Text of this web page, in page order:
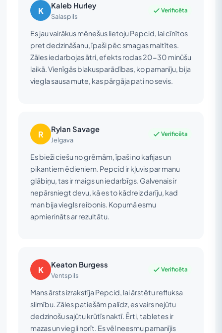
K Kaleb Hurley
Salaspils
Verificēta
Es jau vairākus mēnešus lietoju Pepcid, lai cīnītos
pret dedzināšanu, īpaši pēc smagas maltītes.
Zāles iedarbojas ātri, efekts rodas 20-30 minūšu
laikā. Vienīgās blakusparādības, ko pamanīju, bija
viegla sausa mute, kas pārgāja pati no sevis.
R Rylan Savage
Jelgava
Verificēta
Es bieži ciešu no grēmām, īpaši no kafijas un
pikantiem ēdieniem. Pepcid ir kļuvis par manu
glābiņu, tas ir maigs un iedarbīgs. Galvenais ir
nepārsniegt devu, kā es to kādreiz darīju, kad
man bija viegls reibonis. Kopumā esmu
apmierināts ar rezultātu.
K Keaton Burgess
Ventspils
Verificēta
Mans ārsts izrakstīja Pepcid, lai ārstētu refluksa
slimību. Zāles patiešām palīdz, es vairs nejūtu
dedzinošu sajūtu krūtīs naktī. Ērti, tabletes ir
mazas un viegli norīt. Es vēl neesmu pamanījis